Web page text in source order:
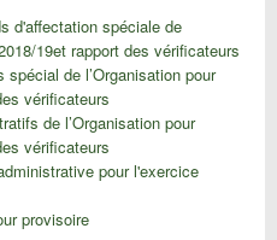
d'affectation spéciale de
19et rapport des vérificateurs
spécial de l’Organisation pour
vérificateurs
de l’Organisation pour
vérificateurs
pour l'exercice
provisoire